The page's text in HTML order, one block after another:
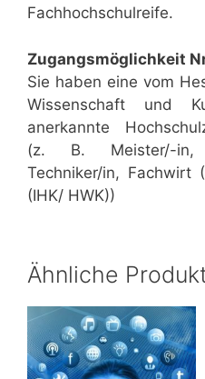
Fachhochschulreife.
Zugangsmöglichkeit
Sie haben eine vom
Wissenschaft und
anerkannte
(z. B. Meister/-in,
Techniker/in, Fachwirt
(IHK/ HWK))
Ähnliche